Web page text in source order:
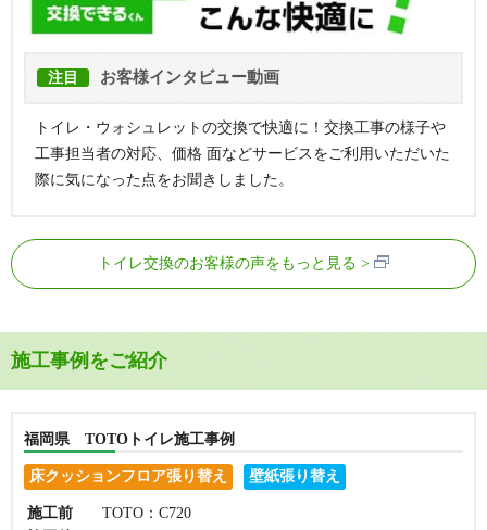
注目 お客様インタビュー動画
トイレ・ウォシュレットの交換で快適に！交換工事の様子や
工事担当者の対応、価格 面などサービスをご利用いただいた
際に気になった点をお聞きしました。
トイレ交換のお客様の声をもっと見る
施工事例をご紹介
福岡県 TOTOトイレ施工事例
床クッションフロア張り替え 壁紙張り替え
施工前
TOTO：C720